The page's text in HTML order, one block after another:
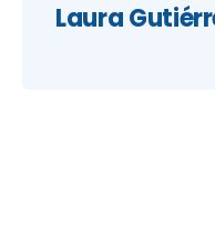
Laura